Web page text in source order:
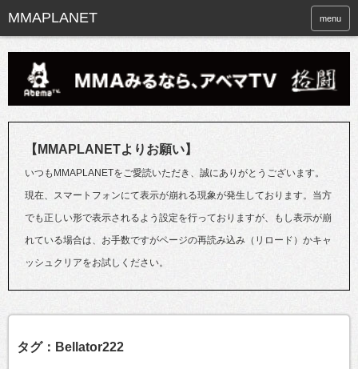
menu
【MMAPLANETよりお願い】
いつもMMAPLANETをご愛読いただき、誠にありがとうございます。
現在、スマートフォンにて表示が崩れる現象が発生しております。当方
でも正しい形で表示されるよう設定を行っておりますが、もし表示が崩
れている場合は、お手数ですがページの再読み込み（リロード）かキャ
ッシュクリアをお試しください。
タグ：Bellator222